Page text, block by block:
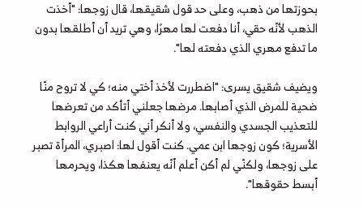
بحوزتها من ذهب، وعلى حد قول شقيقها، قال زوجها: "أخذت
الذهب لأنّه حقي، أنا دفعت لها مهرًا، وهي تريد أن أطلقها بدون
ما تدفع مهري الذي دفعته لها".
ويضيف شقيق يسرى: "اضطررت لأخذ أختي منه؛ كي لا تروح منّا
ضحية للمرض الذي أصابها. مرضها جعلني أتأكد من تعرضها
للتعذيب الجسدي والنفسي، ولا أنكر أني كنت أراعي الروابط
الأسرية؛ كون زوجها ابن عمي. كنت أقول لها: اصبري، المرأة تصبر
على زوجها، ولكنّي لم أكن أعلم أنّه يعنفها هكذا، ويحرمها
أبسط حقوقها".